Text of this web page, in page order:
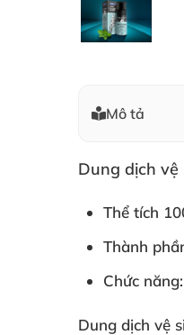
Mô tả
Dung dịch
Thể tích
Thành
Chức
Dung dịch vệ